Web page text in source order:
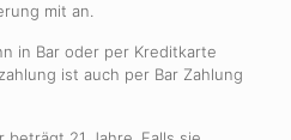
mit an.
in Bar oder per Kreditkarte
ist auch per Bar Zahlung